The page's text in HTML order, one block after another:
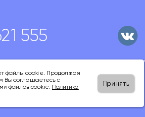
555
Политика конфиденциальности
файлы cookie. Продолжая
Вы соглашаетесь с
файлов cookie. Политика
Принять